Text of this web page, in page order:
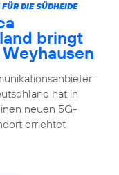
DIE SÜDHEIDE
bringt
hat in
neuen 5G-
errichtet